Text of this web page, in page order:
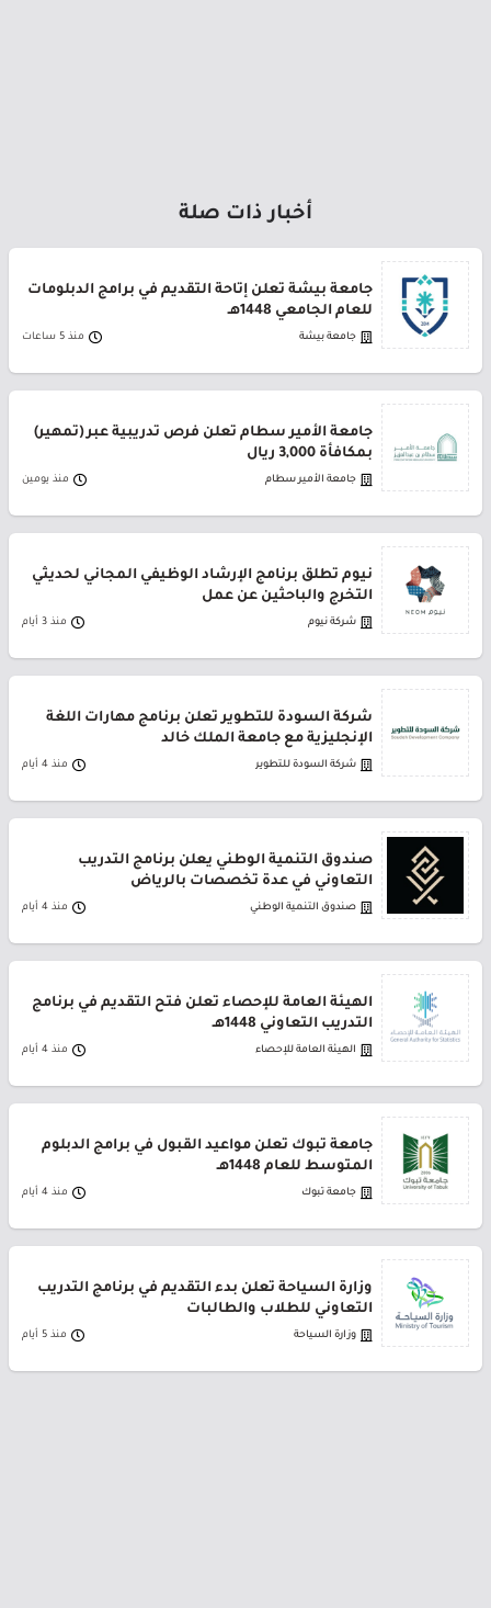
أخبار ذات صلة
جامعة بيشة تعلن إتاحة التقديم في برامج الدبلومات
للعام الجامعي 1448هـ
جامعة بيشة منذ 5 ساعات
جامعة الأمير سطام تعلن فرص تدريبية عبر (تمهير)
بمكافأة 3,000 ريال
جامعة الأمير سطام منذ يومين
نيوم تطلق برنامج الإرشاد الوظيفي المجاني لحديثي
التخرج والباحثين عن عمل
شركة نيوم منذ 3 أيام
شركة السودة للتطوير تعلن برنامج مهارات اللغة
الإنجليزية مع جامعة الملك خالد
شركة السودة للتطوير منذ 4 أيام
صندوق التنمية الوطني يعلن برنامج التدريب
التعاوني في عدة تخصصات بالرياض
صندوق التنمية الوطني منذ 4 أيام
الهيئة العامة للإحصاء تعلن فتح التقديم في برنامج
التدريب التعاوني 1448هـ
الهيئة العامة للإحصاء منذ 4 أيام
جامعة تبوك تعلن مواعيد القبول في برامج الدبلوم
المتوسط للعام 1448هـ
جامعة تبوك منذ 4 أيام
وزارة السياحة تعلن بدء التقديم في برنامج التدريب
التعاوني للطلاب والطالبات
وزارة السياحة منذ 5 أيام